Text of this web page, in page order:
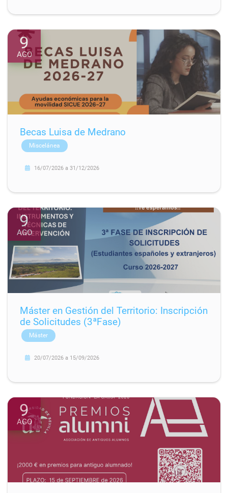
9
AGO
Becas Luisa de Medrano
Miscelánea
16/07/2026 a 31/12/2026
9
AGO
Máster en Gestión del Territorio: Inscripción
de Solicitudes (3ªFase)
Máster
20/07/2026 a 15/09/2026
9
AGO